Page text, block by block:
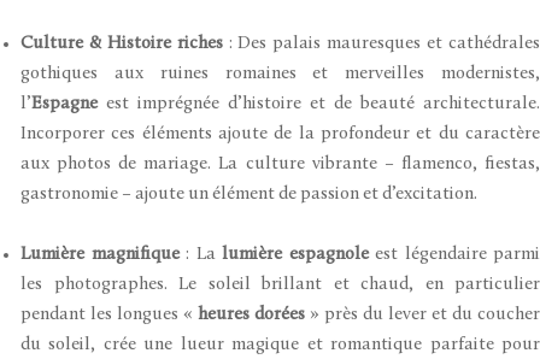
Culture & Histoire riches: Des palais mauresques et cathédrales
gothiques aux ruines romaines et merveilles modernistes,
l’Espagneest imprégnée d’histoire et de beauté architecturale.
Incorporer ces éléments ajoute de la profondeur et du caractère
aux photos de mariage. La culture vibrante – flamenco, fiestas,
gastronomie – ajoute un élément de passion et d’excitation.
Lumière magnifique: La lumière espagnoleest légendaire parmi
les photographes. Le soleil brillant et chaud, en particulier
pendant les longues « heures dorées » près du lever et du coucher
du soleil, crée une lueur magique et romantique parfaite pour